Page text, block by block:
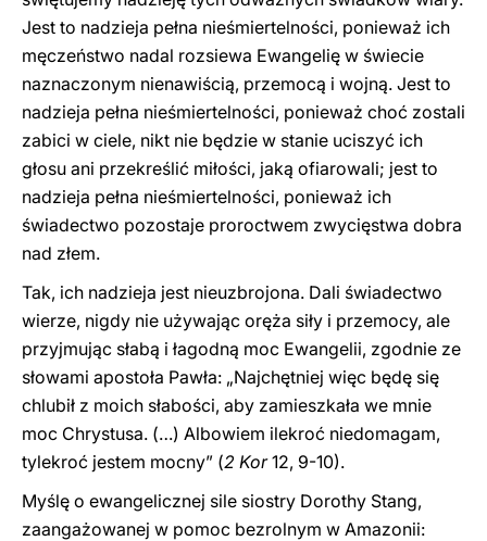
Jest to nadzieja pełna nieśmiertelności, ponieważ ich
męczeństwo nadal rozsiewa Ewangelię w świecie
naznaczonym nienawiścią, przemocą i wojną. Jest to
nadzieja pełna nieśmiertelności, ponieważ choć zostali
zabici w ciele, nikt nie będzie w stanie uciszyć ich
głosu ani przekreślić miłości, jaką ofiarowali; jest to
nadzieja pełna nieśmiertelności, ponieważ ich
świadectwo pozostaje proroctwem zwycięstwa dobra
nad złem.
Tak, ich nadzieja jest nieuzbrojona. Dali świadectwo
wierze, nigdy nie używając oręża siły i przemocy, ale
przyjmując słabą i łagodną moc Ewangelii, zgodnie ze
słowami apostoła Pawła: „Najchętniej więc będę się
chlubił z moich słabości, aby zamieszkała we mnie
moc Chrystusa. (…) Albowiem ilekroć niedomagam,
tylekroć jestem mocny” (2 Kor12, 9-10).
Myślę o ewangelicznej sile siostry Dorothy Stang,
zaangażowanej w pomoc bezrolnym w Amazonii: